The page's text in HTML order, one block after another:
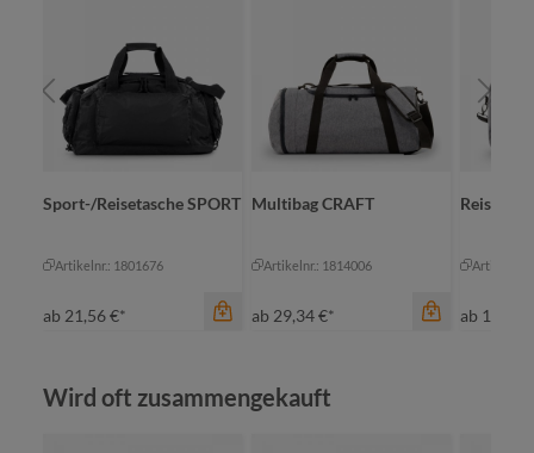
Sport-/Reisetasche SPORT
Artikelnr.: 1801676
ab 21,56 €*
Multibag CRAFT
Artikelnr.: 1814006
ab 29,34 €*
Artikelnr.:
ab 19,50
Produktgalerie überspringen
Wird oft zusammengekauft